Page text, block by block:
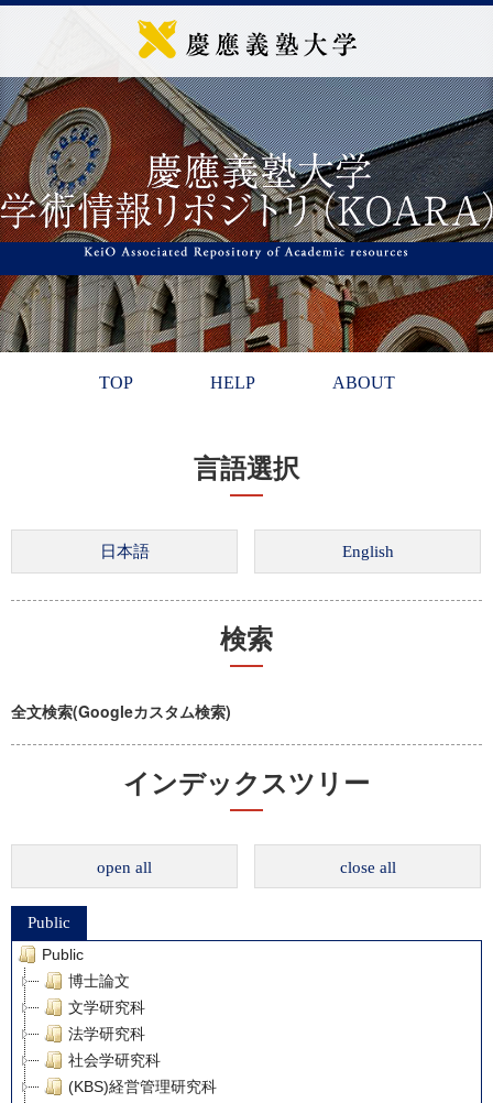
TOP HELP ABOUT
言語選択
検索
全文検索(Googleカスタム検索)
インデックスツリー
open all close all
Public
Public
博士論文
文学研究科
法学研究科
社会学研究科
(KBS)経営管理研究科